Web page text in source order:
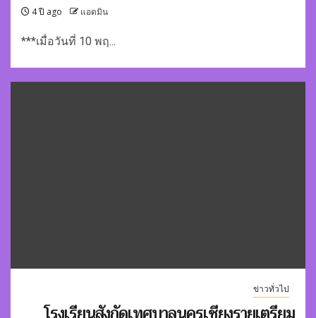
4 ปี ago แอดมิน
***เมื่อวันที่ 10 พฤ...
ข่าวทั่วไป